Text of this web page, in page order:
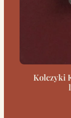
Kolczyki